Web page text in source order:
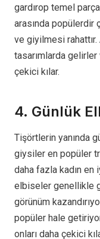
gardırop temel
arasında popülerdir
ve giyilmesi rahattır.
tasarımlarda gelirler
çekici kılar.
4. Günlük
Tişörtlerin yanında
giysiler en popüler
daha fazla kadın
elbiseler genellikle
görünüm
popüler hale
onları daha çekici